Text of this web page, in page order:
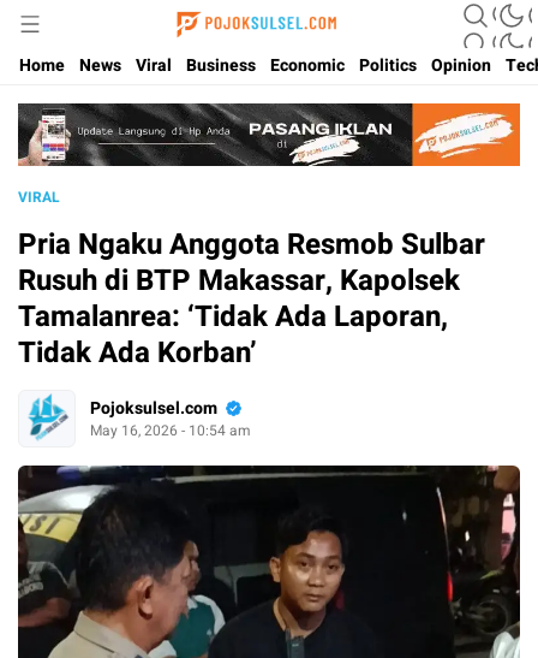
Pojoksulsel.com
Update Kabar Hits Sulsel, Langsung di Pojoksulsel.com
Home News Viral Business Economic Politics Opinion
VIRAL
Pria Ngaku Anggota Resmob Sulbar
Rusuh di BTP Makassar, Kapolsek
Tamalanrea: ‘Tidak Ada Laporan,
Tidak Ada Korban’
Pojoksulsel.com
May 16, 2026 - 10:54 am